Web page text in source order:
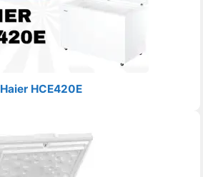
Haier HCE420E